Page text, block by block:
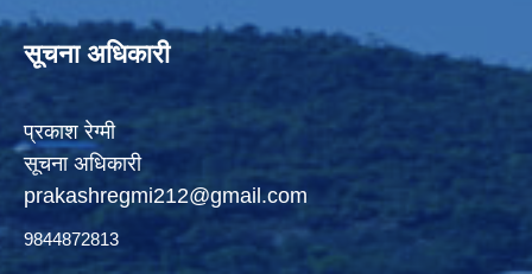
सूचना अधिकारी
प्रकाश रेग्मी
सूचना अधिकारी
prakashregmi212@gmail.com
9844872813